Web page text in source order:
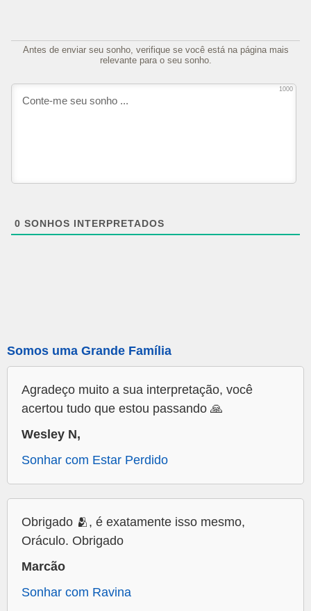
Antes de enviar seu sonho, verifique se você está na página mais
relevante para o seu sonho.
1000
0 SONHOS INTERPRETADOS
Somos uma Grande Família
Agradeço muito a sua interpretação, você
acertou tudo que estou passando 🙏
Wesley N,
Sonhar com Estar Perdido
Obrigado 🫂, é exatamente isso mesmo,
Oráculo. Obrigado
Marcão
Sonhar com Ravina